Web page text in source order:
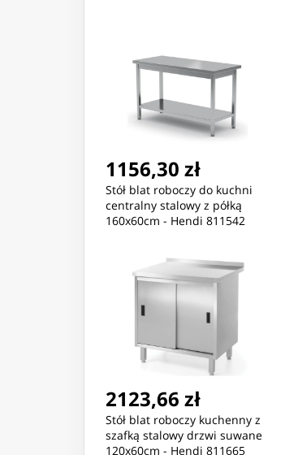
1156,30 zł
Stół blat roboczy do kuchni
centralny stalowy z półką
160x60cm - Hendi 811542
2123,66 zł
Stół blat roboczy kuchenny z
szafką stalowy drzwi suwane
120x60cm - Hendi 811665